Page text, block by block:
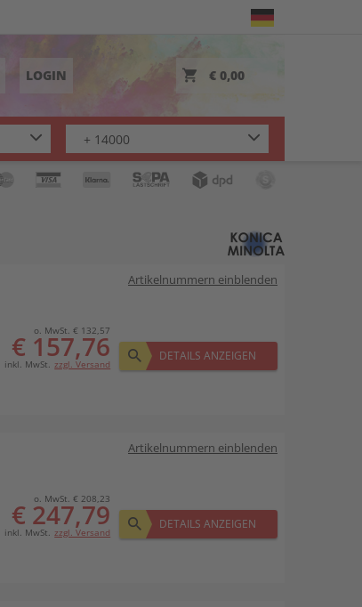
LOGIN € 0,00
Artikelnummern einblenden
o. MwSt. € 132,57
€ 157,76
inkl. MwSt. zzgl. Versand
DETAILS ANZEIGEN
Artikelnummern einblenden
o. MwSt. € 208,23
€ 247,79
inkl. MwSt. zzgl. Versand
DETAILS ANZEIGEN